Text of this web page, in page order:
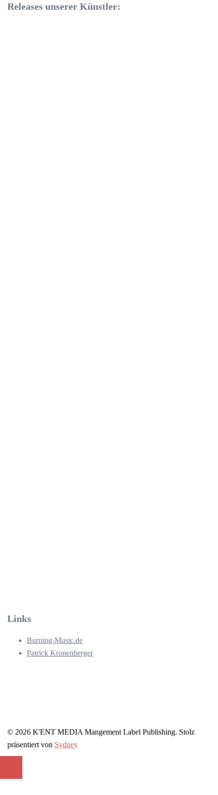
Releases unserer Künstler:
Links
Burning-Music.de
Patrick Kronenberger
© 2026 K'ENT MEDIA Mangement Label Publishing. Stolz
präsentiert von Sydney